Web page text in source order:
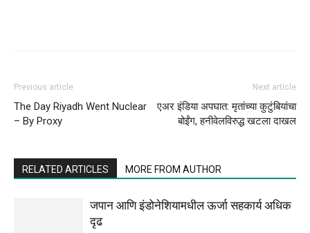
Previous article
The Day Riyadh Went Nuclear
– By Proxy
Next article
एअर इंडिया अपघात: मृतांच्या कुटुंबियांचा
बोईंग, हनीवेलविरुद्ध खटला दाखल
RELATED ARTICLES MORE FROM AUTHOR
जपान आणि इंडोनेशियामधील ऊर्जा सहकार्य अधिक
दृढ